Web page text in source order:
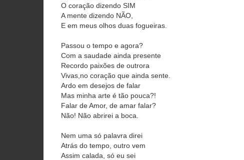
O coração dizendo SIM
A mente dizendo NÃO,
E em meus olhos duas fogueiras.
Passou o tempo e agora?
Com a saudade ainda presente
Recordo paixões de outrora
Vivas,no coração que ainda sente.
Ardo em desejos de falar
Mas minha arte é tão pouca?!
Falar de Amor, de amar falar?
Não! Não abrirei a boca.
Nem uma só palavra direi
Atrás do tempo, outro vem
Assim calada, só eu sei